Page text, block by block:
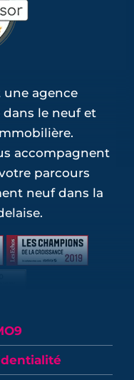
une agence
le neuf et
accompagnent
parcours
neuf dans la